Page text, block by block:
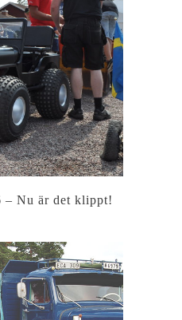
– Nu är det klippt!